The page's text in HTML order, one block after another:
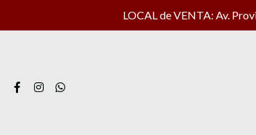
LOCAL de VENTA: Av.